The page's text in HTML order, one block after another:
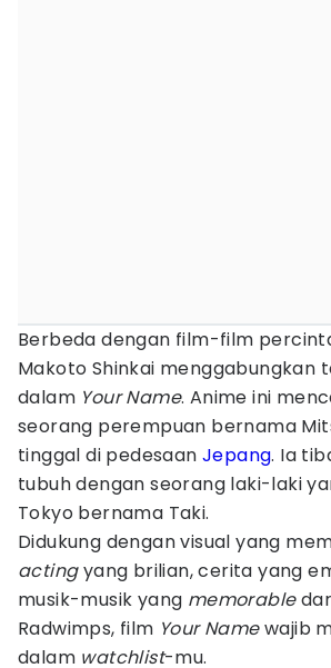
Berbeda dengan film-film
Makoto Shinkai menggabungkan
dalam Your Name. Anime ini
seorang perempuan bernama
tinggal di pedesaan Jepang. Ia
tubuh dengan seorang laki-laki
Tokyo bernama Taki.
Didukung dengan visual yang
actingyang brilian, cerita yang
musik-musik yang memorable
Radwimps, film Your Namewajib
dalam watchlist-mu.